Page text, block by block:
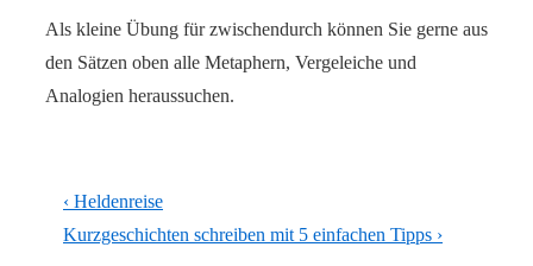
Als kleine Übung für zwischendurch können Sie gerne aus
den Sätzen oben alle Metaphern, Vergeleiche und
Analogien heraussuchen.
Beitragsnavigation
Vorheriger
Beitrag
‹ Heldenreise
Nächster
Kurzgeschichten schreiben mit 5 einfachen Tipps ›